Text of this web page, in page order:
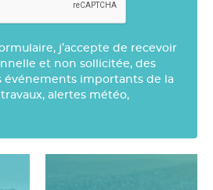
j’accepte de recevoir
et non sollicitée, des
événements importants de la
alertes météo,